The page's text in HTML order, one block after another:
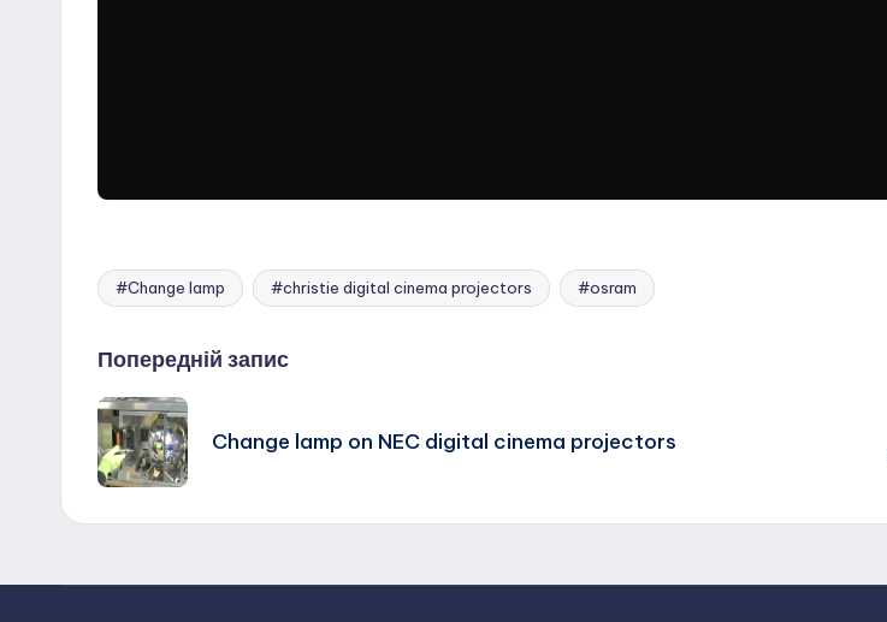
Позначки:
#Change lamp #christie digital cinema projectors #osram
Навігація
по
запису
Попередній запис
Change lamp on NEC digital cinema projectors